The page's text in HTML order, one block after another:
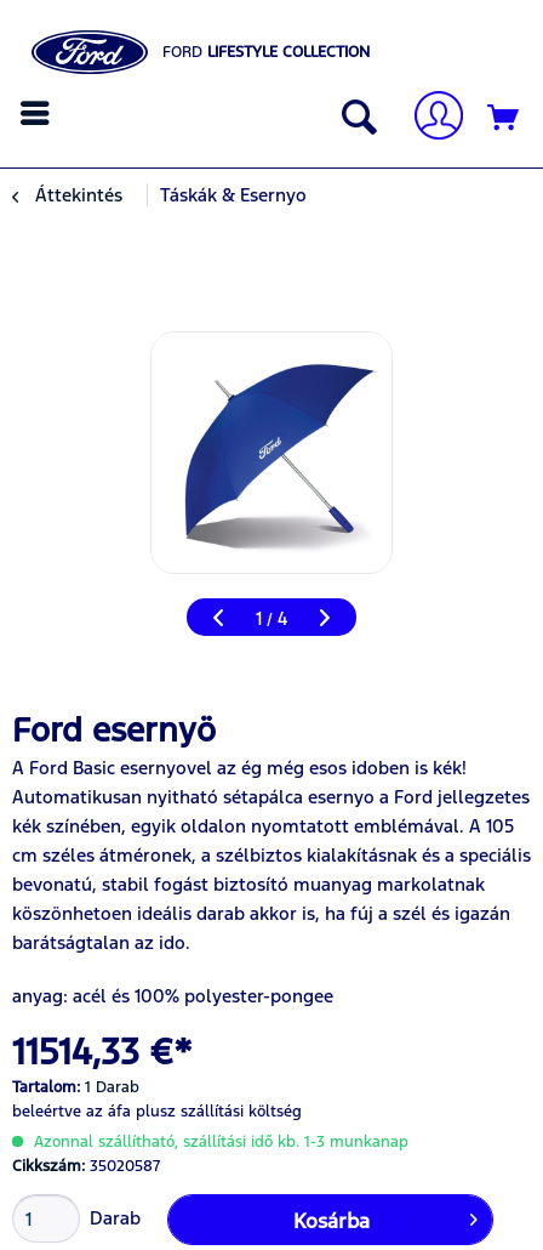
FORD LIFESTYLE COLLECTION
Áttekintés Táskák & Esernyo
1 / 4
Ford esernyö
A Ford Basic esernyovel az ég még esos idoben is kék!
Automatikusan nyitható sétapálca esernyo a Ford jellegzetes
kék színében, egyik oldalon nyomtatott emblémával. A 105
cm széles átméronek, a szélbiztos kialakításnak és a speciális
bevonatú, stabil fogást biztosító muanyag markolatnak
köszönhetoen ideális darab akkor is, ha fúj a szél és igazán
barátságtalan az ido.
anyag: acél és 100% polyester-pongee
11514,33 €*
Tartalom: 1 Darab
beleértve az áfa plusz szállítási költség
Azonnal szállítható, szállítási idő kb. 1-3 munkanap
Cikkszám: 35020587
Darab Kosárba